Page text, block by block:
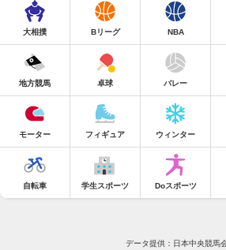
大相撲 Bリーグ NBA
地方競馬 卓球 バレー
モーター フィギュア ウィンター
自転車 学生スポーツ Doスポーツ
データ提供：日本中央競馬